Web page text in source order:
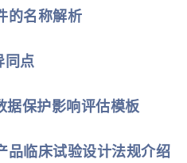
的名称解析
点
据保护影响评估模板
品临床试验设计法规介绍